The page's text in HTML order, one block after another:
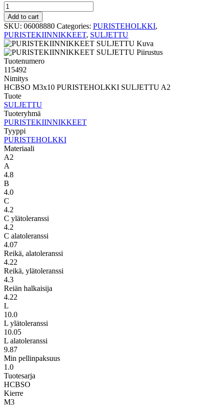
PURISTEHOLKKI
SULJETTU
HCBSO
M3x10
PURISTEHOLKKI
SULJETTU
A2
quantity
Add to cart
SKU: 06008880 Categories: PURISTEHOLKKI,
PURISTEKIINNIKKEET, SULJETTU
Tuotenumero
115492
Nimitys
HCBSO M3x10 PURISTEHOLKKI SULJETTU A2
Tuote
SULJETTU
Tuoteryhmä
PURISTEKIINNIKKEET
Tyyppi
PURISTEHOLKKI
Materiaali
A2
A
4.8
B
4.0
C
4.2
C ylätoleranssi
4.2
C alatoleranssi
4.07
Reikä, alatoleranssi
4.22
Reikä, ylätoleranssi
4.3
Reiän halkaisija
4.22
L
10.0
L ylätoleranssi
10.05
L alatoleranssi
9.87
Min pellinpaksuus
1.0
Tuotesarja
HCBSO
Kierre
M3